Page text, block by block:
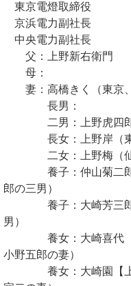
東京電燈取締役
京浜電力副社長
中央電力副社長
父：上野新右衛門
母：
妻：高橋きく（東京、
長男：
二男：上野虎四郎（
長女：上野岸（東
二女：上野梅（仙
養子：仲山菊二郎【
郎の三男）
養子：大崎芳三郎【
男）
養女：大崎喜代【上
小野五郎の妻）
養女：大崎園【上野